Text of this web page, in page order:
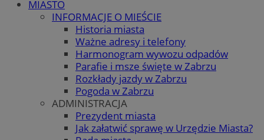
MIASTO
INFORMACJE O MIEŚCIE
Historia miasta
Ważne adresy i telefony
Harmonogram wywozu odpadów
Parafie i msze święte w Zabrzu
Rozkłady jazdy w Zabrzu
Pogoda w Zabrzu
ADMINISTRACJA
Prezydent miasta
Jak załatwić sprawę w Urzędzie Miasta?